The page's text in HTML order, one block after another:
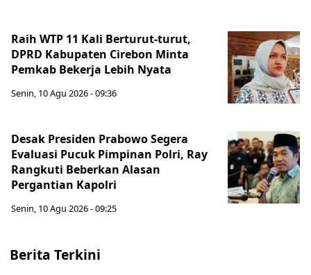
Raih WTP 11 Kali Berturut-turut,
DPRD Kabupaten Cirebon Minta
Pemkab Bekerja Lebih Nyata
Senin, 10 Agu 2026 - 09:36
Desak Presiden Prabowo Segera
Evaluasi Pucuk Pimpinan Polri, Ray
Rangkuti Beberkan Alasan
Pergantian Kapolri
Senin, 10 Agu 2026 - 09:25
Berita Terkini